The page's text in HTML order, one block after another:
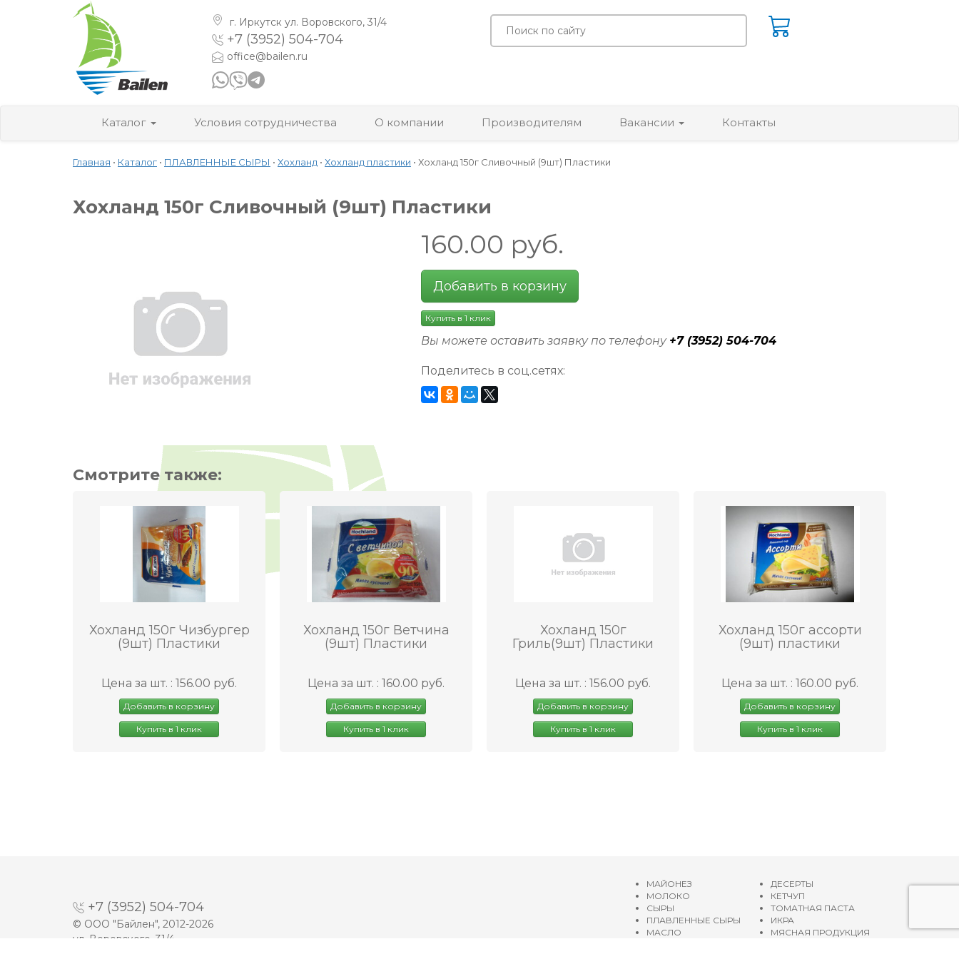
г. Иркутск ул. Воровского, 31/4
+7 (3952) 504-704
office@bailen.ru
Каталог Условия сотрудничества О компании Производителям Вакансии Контакты
Главная • Каталог • ПЛАВЛЕННЫЕ СЫРЫ • Хохланд • Хохланд пластики • Хохланд 150г Сливочный (9шт) Пластики
Хохланд 150г Сливочный (9шт) Пластики
160.00 руб.
Добавить в корзину
Купить в 1 клик
Вы можете оставить заявку по телефону +7 (3952) 504-704
Поделитесь в соц.сетях:
Смотрите также:
Хохланд 150г Чизбургер
(9шт) Пластики
Цена за шт. : 156.00 руб.
Добавить в корзину
Купить в 1 клик
Хохланд 150г Ветчина
(9шт) Пластики
Цена за шт. : 160.00 руб.
Добавить в корзину
Купить в 1 клик
Хохланд 150г
Гриль(9шт) Пластики
Цена за шт. : 156.00 руб.
Добавить в корзину
Купить в 1 клик
Хохланд 150г ассорти
(9шт) пластики
Цена за шт. : 160.00 руб.
Добавить в корзину
Купить в 1 клик
+7 (3952) 504-704
© ООО "Байлен", 2012-2026
ул. Воровского, 31/4
МАЙОНЕЗ
МОЛОКО
СЫРЫ
ПЛАВЛЕННЫЕ СЫРЫ
МАСЛО
ДЕСЕРТЫ
КЕТЧУП
ТОМАТНАЯ ПАСТА
ИКРА
МЯСНАЯ ПРОДУКЦИЯ